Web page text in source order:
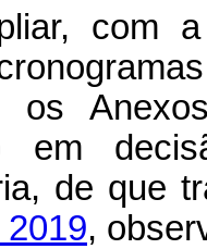
com
os
em
de que
,